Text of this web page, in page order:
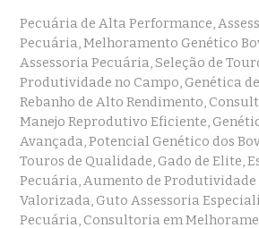
Pecuária de Alta Performance,
Pecuária, Melhoramento Genético
Assessoria Pecuária, Seleção de
Produtividade no Campo, Genética
Rebanho de Alto Rendimento,
Manejo Reprodutivo Eficiente,
Avançada, Potencial Genético dos
Touros de Qualidade, Gado de Elite,
Pecuária, Aumento de Produtividade
Valorizada, Guto Assessoria
Pecuária, Consultoria em